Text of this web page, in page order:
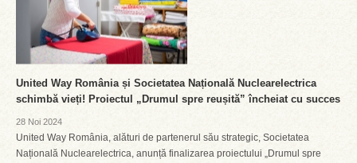
United Way România și Societatea Națională Nuclearelectrica
schimbă vieți! Proiectul „Drumul spre reușită” încheiat cu succes
28 Noi 2024
United Way România, alături de partenerul său strategic, Societatea
Națională Nuclearelectrica, anunță finalizarea proiectului „Drumul spre